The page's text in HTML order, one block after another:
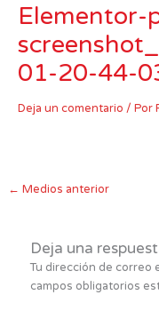
Elementor-
01-20-44-
Deja un comentario / Por
← Medios anterior
Deja una
Tu dirección de correo
campos obligatorios